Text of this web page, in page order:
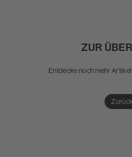
ZUR
Entdecke noch mehr
Zurück